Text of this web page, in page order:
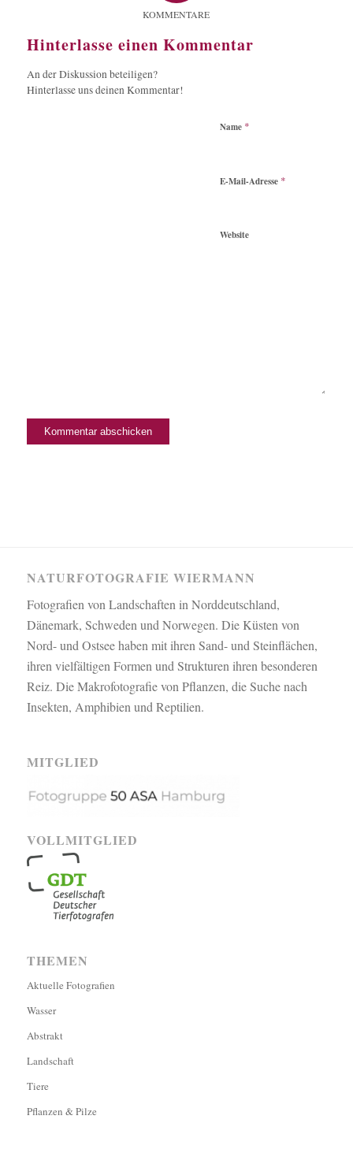
KOMMENTARE
Hinterlasse einen Kommentar
An der Diskussion beteiligen?
Hinterlasse uns deinen Kommentar!
Name *
E-Mail-Adresse *
Website
NATURFOTOGRAFIE WIERMANN
Fotografien von Landschaften in Norddeutschland,
Dänemark, Schweden und Norwegen. Die Küsten von
Nord- und Ostsee haben mit ihren Sand- und Steinflächen,
ihren vielfältigen Formen und Strukturen ihren besonderen
Reiz. Die Makrofotografie von Pflanzen, die Suche nach
Insekten, Amphibien und Reptilien.
MITGLIED
VOLLMITGLIED
THEMEN
Aktuelle Fotografien
Wasser
Abstrakt
Landschaft
Tiere
Pflanzen & Pilze